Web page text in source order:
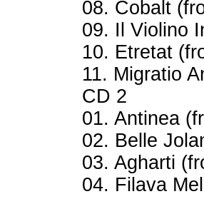
08. Cobalt
09. Il Violino
10. Etretat
11. Migratio
CD 2
01. Antinea
02. Belle
03. Agharti
04. Filava